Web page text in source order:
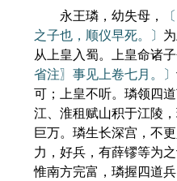
永王璘，幼失母，
之子也，顺仪早死。〕
从上皇入蜀。上皇命诸
省注〗事见上卷七月。〕
可；上皇不听。璘领四
江、淮租赋山积于江陵
巨万。璘生长深宫，不
力，好兵，有薛镠等为
惟南方完富，璘握四道